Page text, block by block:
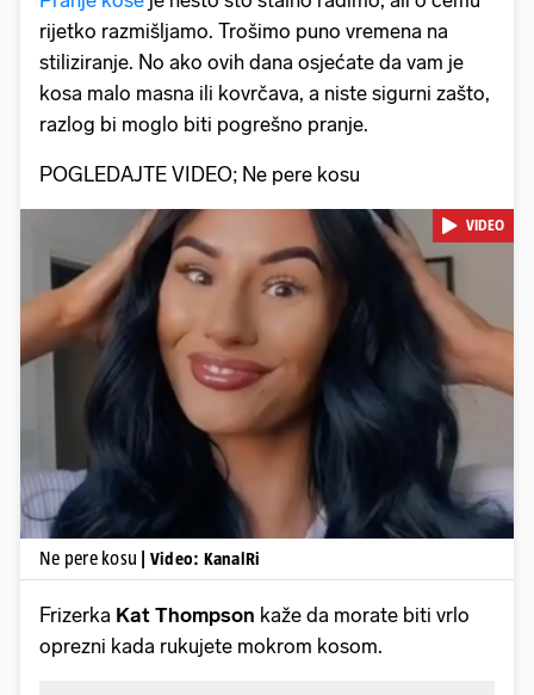
rijetko razmišljamo. Trošimo puno vremena na
stiliziranje. No ako ovih dana osjećate da vam je
kosa malo masna ili kovrčava, a niste sigurni zašto,
razlog bi moglo biti pogrešno pranje.
POGLEDAJTE VIDEO; Ne pere kosu
Pokretanje videa...
VIDEO
Ne pere kosu | Video: KanalRi
Frizerka Kat Thompson kaže da morate biti vrlo
oprezni kada rukujete mokrom kosom.